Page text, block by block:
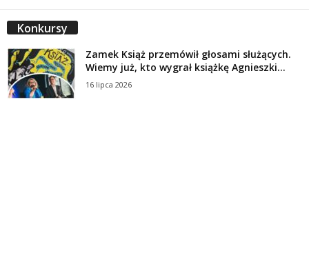
Konkursy
Zamek Książ przemówił głosami służących.
Wiemy już, kto wygrał książkę Agnieszki...
16 lipca 2026